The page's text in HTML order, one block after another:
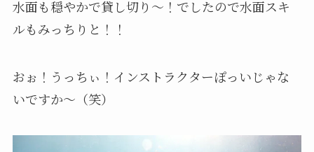
水面も穏やかで貸し切り～！でしたので水面スキ
ルもみっちりと！！
おぉ！うっちぃ！インストラクターぽっいじゃな
いですか～（笑）